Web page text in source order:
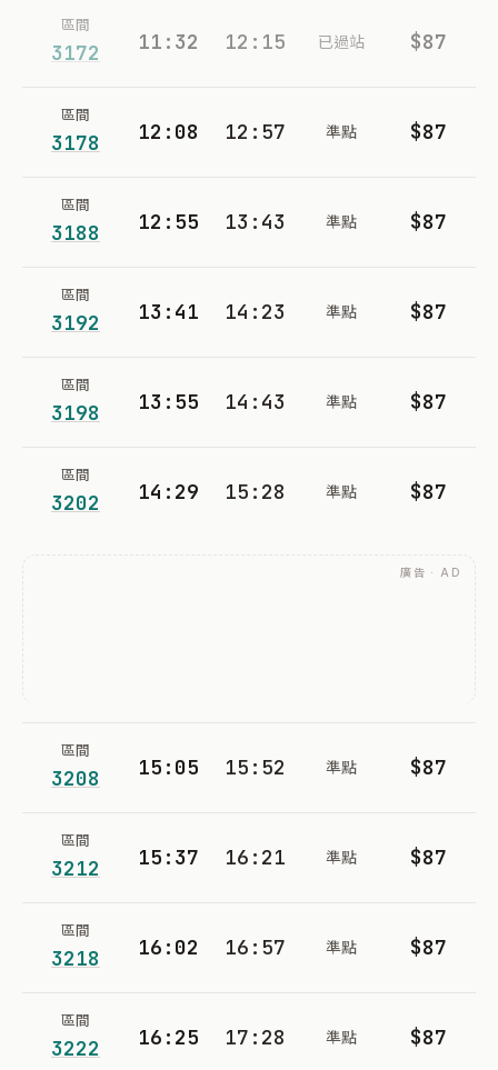
區間
3172 11:32 12:15 已過站 $87
區間
3178 12:08 12:57 準點 $87
區間
3188 12:55 13:43 準點 $87
區間
3192 13:41 14:23 準點 $87
區間
3198 13:55 14:43 準點 $87
區間
3202 14:29 15:28 準點 $87
廣告 · AD
區間
3208 15:05 15:52 準點 $87
區間
3212 15:37 16:21 準點 $87
區間
3218 16:02 16:57 準點 $87
區間
3222 16:25 17:28 準點 $87